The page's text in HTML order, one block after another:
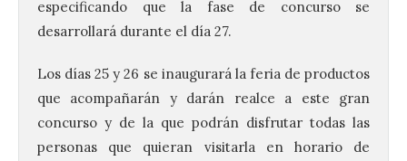
especificando que la fase de concurso se
desarrollará durante el día 27.
Los días 25 y 26 se inaugurará la feria de productos
que acompañarán y darán realce a este gran
concurso y de la que podrán disfrutar todas las
personas que quieran visitarla en horario de